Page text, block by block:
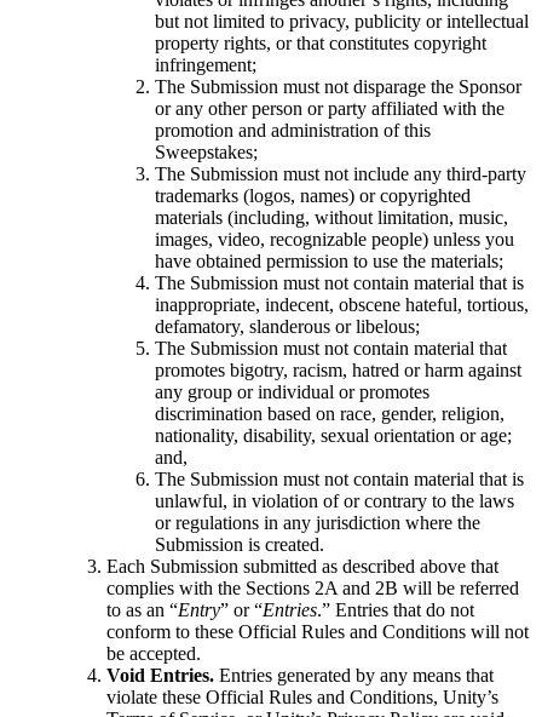
Unity로 모바일 히트작을 제작하고 성장시키세요.
소규모 팀으로 대작 게임을 출시하세요.
여러 플랫폼에서 XR 게임을 출시하세요.
멀티플레이어 게임
멀티플레이어 게임 개발을 간소화하세요.
뉴스, 스토리, 보도 센터
but not limited to privacy, publicity or intellectual
property rights, or that constitutes copyright
infringement;
The Submission must not disparage the Sponsor
or any other person or party affiliated with the
promotion and administration of this
Sweepstakes;
The Submission must not include any third-party
trademarks (logos, names) or copyrighted
materials (including, without limitation, music,
images, video, recognizable people) unless you
have obtained permission to use the materials;
The Submission must not contain material that is
inappropriate, indecent, obscene hateful, tortious,
defamatory, slanderous or libelous;
The Submission must not contain material that
promotes bigotry, racism, hatred or harm against
any group or individual or promotes
discrimination based on race, gender, religion,
nationality, disability, sexual orientation or age;
and,
The Submission must not contain material that is
unlawful, in violation of or contrary to the laws
or regulations in any jurisdiction where the
Submission is created.
Each Submission submitted as described above that
complies with the Sections 2A and 2B will be referred
to as an “Entry” or “Entries.” Entries that do not
conform to these Official Rules and Conditions will not
be accepted.
Void Entries. Entries generated by any means that
violate these Official Rules and Conditions, Unity’s